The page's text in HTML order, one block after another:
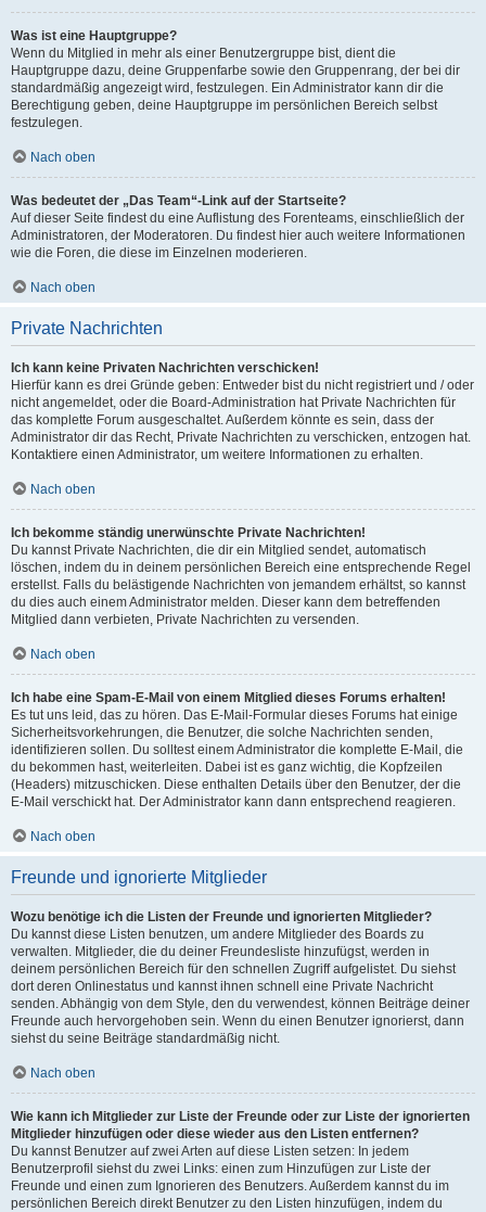
Was ist eine Hauptgruppe?
Wenn du Mitglied in mehr als einer Benutzergruppe bist, dient die
Hauptgruppe dazu, deine Gruppenfarbe sowie den Gruppenrang, der bei dir
standardmäßig angezeigt wird, festzulegen. Ein Administrator kann dir die
Berechtigung geben, deine Hauptgruppe im persönlichen Bereich selbst
festzulegen.
Nach oben
Was bedeutet der „Das Team“-Link auf der Startseite?
Auf dieser Seite findest du eine Auflistung des Forenteams, einschließlich der
Administratoren, der Moderatoren. Du findest hier auch weitere Informationen
wie die Foren, die diese im Einzelnen moderieren.
Nach oben
Private Nachrichten
Ich kann keine Privaten Nachrichten verschicken!
Hierfür kann es drei Gründe geben: Entweder bist du nicht registriert und / oder
nicht angemeldet, oder die Board-Administration hat Private Nachrichten für
das komplette Forum ausgeschaltet. Außerdem könnte es sein, dass der
Administrator dir das Recht, Private Nachrichten zu verschicken, entzogen hat.
Kontaktiere einen Administrator, um weitere Informationen zu erhalten.
Nach oben
Ich bekomme ständig unerwünschte Private Nachrichten!
Du kannst Private Nachrichten, die dir ein Mitglied sendet, automatisch
löschen, indem du in deinem persönlichen Bereich eine entsprechende Regel
erstellst. Falls du belästigende Nachrichten von jemandem erhältst, so kannst
du dies auch einem Administrator melden. Dieser kann dem betreffenden
Mitglied dann verbieten, Private Nachrichten zu versenden.
Nach oben
Ich habe eine Spam-E-Mail von einem Mitglied dieses Forums erhalten!
Es tut uns leid, das zu hören. Das E-Mail-Formular dieses Forums hat einige
Sicherheitsvorkehrungen, die Benutzer, die solche Nachrichten senden,
identifizieren sollen. Du solltest einem Administrator die komplette E-Mail, die
du bekommen hast, weiterleiten. Dabei ist es ganz wichtig, die Kopfzeilen
(Headers) mitzuschicken. Diese enthalten Details über den Benutzer, der die
E-Mail verschickt hat. Der Administrator kann dann entsprechend reagieren.
Nach oben
Freunde und ignorierte Mitglieder
Wozu benötige ich die Listen der Freunde und ignorierten Mitglieder?
Du kannst diese Listen benutzen, um andere Mitglieder des Boards zu
verwalten. Mitglieder, die du deiner Freundesliste hinzufügst, werden in
deinem persönlichen Bereich für den schnellen Zugriff aufgelistet. Du siehst
dort deren Onlinestatus und kannst ihnen schnell eine Private Nachricht
senden. Abhängig von dem Style, den du verwendest, können Beiträge deiner
Freunde auch hervorgehoben sein. Wenn du einen Benutzer ignorierst, dann
siehst du seine Beiträge standardmäßig nicht.
Nach oben
Wie kann ich Mitglieder zur Liste der Freunde oder zur Liste der ignorierten
Mitglieder hinzufügen oder diese wieder aus den Listen entfernen?
Du kannst Benutzer auf zwei Arten auf diese Listen setzen: In jedem
Benutzerprofil siehst du zwei Links: einen zum Hinzufügen zur Liste der
Freunde und einen zum Ignorieren des Benutzers. Außerdem kannst du im
persönlichen Bereich direkt Benutzer zu den Listen hinzufügen, indem du